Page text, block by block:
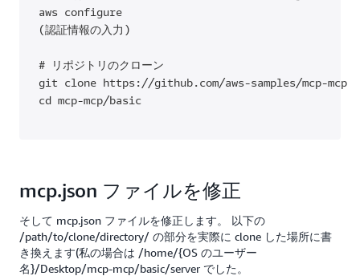
aws configure
(認証情報の入力)
# リポジトリのクローン
git clone https://github.com/aws-samples/mcp-mcp
cd mcp-mcp/basic
mcp.json ファイルを修正
そして mcp.json ファイルを修正します。 以下の
/path/to/clone/directory/ の部分を実際に clone した場所に書
き換えます(私の場合は /home/{OS のユーザー
名}/Desktop/mcp-mcp/basic/server でした。